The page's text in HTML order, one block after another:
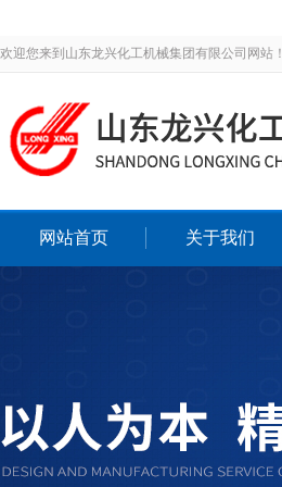
欢迎您来到山东龙兴化工机械集团有限公司网站！
网站首页 关于我们